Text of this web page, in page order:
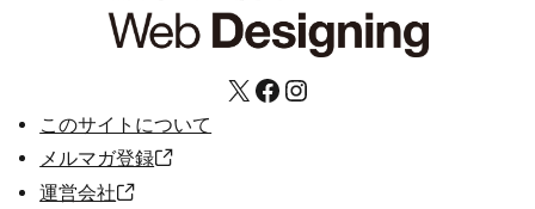
X Facebook Instagram
このサイトについて
メルマガ登録
運営会社